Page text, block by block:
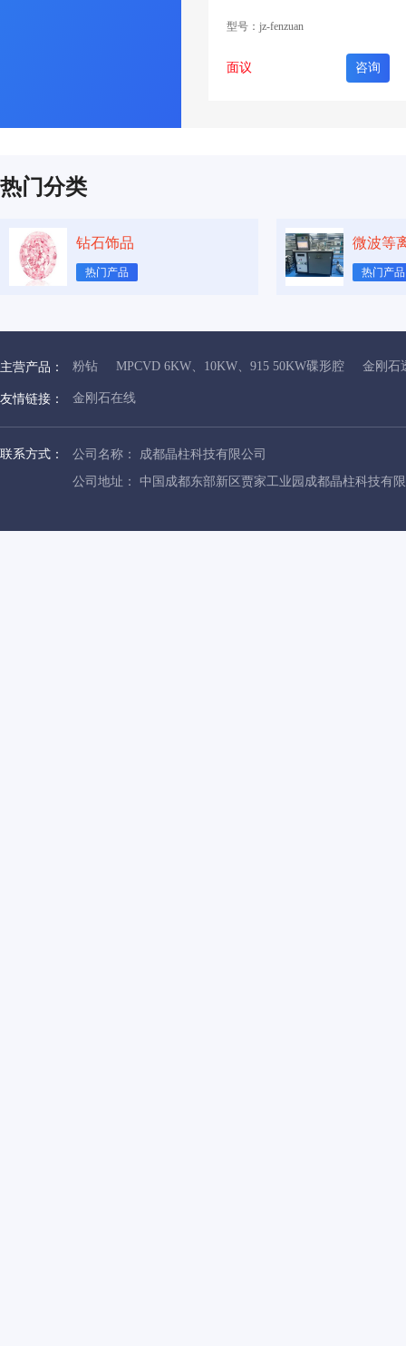
型号：jz-fenzuan
面议 咨询
热门分类
钻石饰品
热门产品
微波等
热门产品
主营产品： 粉钻 MPCVD 6KW、10KW、915 50KW碟形腔 金刚石
友情链接： 金刚石在线
联系方式：
公司名称： 成都晶柱科技有限公司
公司地址： 中国成都东部新区贾家工业园成都晶柱科技有